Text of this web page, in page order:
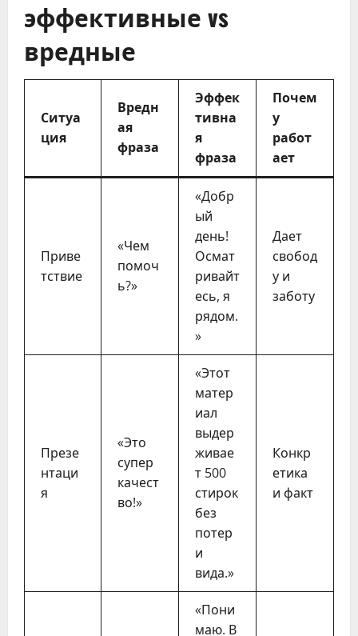
эффективные vs
вредные
Ситуа
ция
Вредн
ая
фраза
Эффек
тивна
я
фраза
Почем
у
работ
ает
Приве
тствие
«Чем
помоч
ь?»
«Добр
ый
день!
Осмат
ривайт
есь, я
рядом.
»
Дает
свобод
у и
заботу
Презе
нтаци
я
«Это
супер
качест
во!»
«Этот
матер
иал
выдер
живае
т 500
стирок
без
потер
и
вида.»
Конкр
етика
и факт
«Пони
маю. В